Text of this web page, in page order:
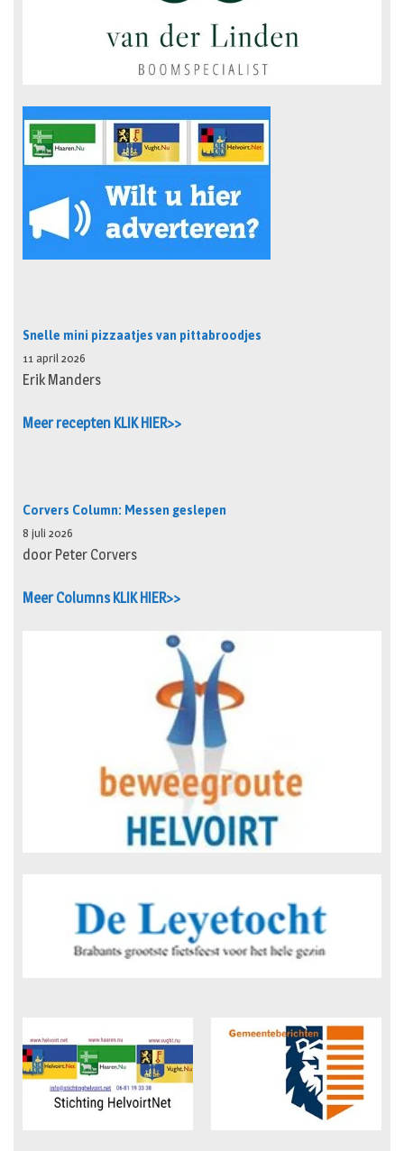
Snelle mini pizzaatjes van pittabroodjes
11 april 2026
Erik Manders
Meer recepten KLIK HIER>>
Corvers Column: Messen geslepen
8 juli 2026
door Peter Corvers
Meer Columns KLIK HIER>>